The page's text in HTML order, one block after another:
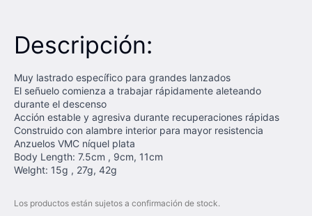
Descripción:
Muy lastrado específico para grandes lanzados
El señuelo comienza a trabajar rápidamente aleteando
durante el descenso
Acción estable y agresiva durante recuperaciones rápidas
Construido con alambre interior para mayor resistencia
Anzuelos VMC níquel plata
Body Length: 7.5cm , 9cm, 11cm
Welght: 15g , 27g, 42g
Los productos están sujetos a confirmación de stock.